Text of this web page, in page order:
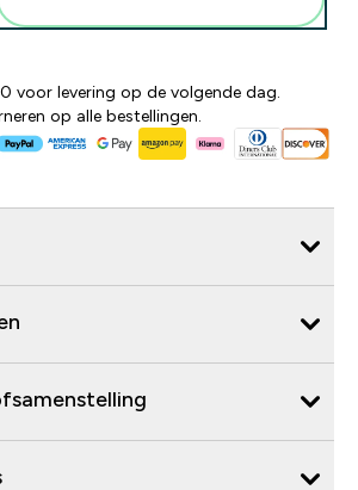
voor levering op de volgende dag.
op alle bestellingen.